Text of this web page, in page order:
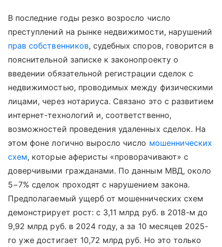
В последние годы резко возросло число
преступлений на рынке недвижимости, нарушений
прав собственников, судебных споров, говорится в
пояснительной записке к законопроекту о
введении обязательной регистрации сделок с
недвижимостью, проводимых между физическими
лицами, через нотариуса. Связано это с развитием
интернет-технологий и, соответственно,
возможностей проведения удаленных сделок. На
этом фоне логично выросло число мошеннических
схем, которые аферисты «проворачивают» с
доверчивыми гражданами. По данным МВД, около
5−7% сделок проходят с нарушением закона.
Предполагаемый ущерб от мошеннических схем
демонстрирует рост: с 3,11 млрд руб. в 2018-м до
9,92 млрд руб. в 2024 году, а за 10 месяцев 2025-
го уже достигает 10,72 млрд руб. Но это только